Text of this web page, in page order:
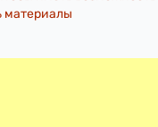
материалы